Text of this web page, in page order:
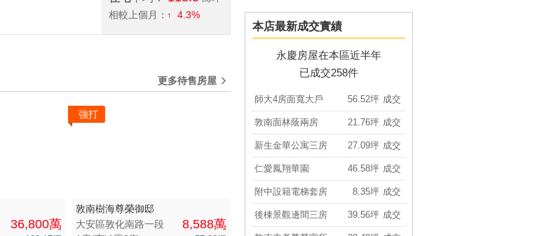
相較上個月： 4.3%
更多待售房屋
36,800萬
敦南樹海尊榮御邸
大安區敦化南路一段
8,588萬
強打
本店最新成交實績
永慶房屋在本區近半年
已成交258件
敦南面林蔭兩房 21.76坪 成交
新生金華公寓三房 27.09坪 成交
仁愛鳳翔華園 46.58坪 成交
附中設籍電梯套房 8.35坪 成交
後棟景觀邊間三房 39.56坪 成交
敦南忠孝尊榮寓所 28.48坪 成交